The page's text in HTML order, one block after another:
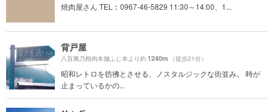
焼肉屋さん TEL︰0967-46-5829 11:30～14:00、1...
背戸屋
八百萬乃精肉本舗ふじ本より約1240m （徒歩21分）
昭和レトロを彷彿とさせる、ノスタルジックな街並み。 時が
止まっているかの...